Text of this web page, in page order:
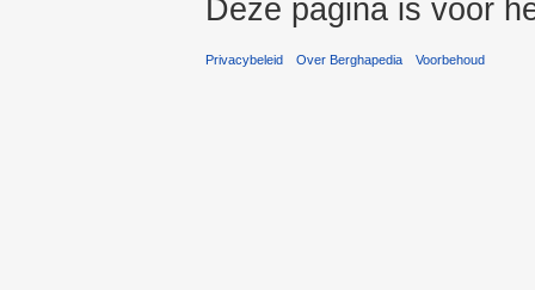
Deze pagina is voor
Privacybeleid Over Berghapedia Voorbehoud